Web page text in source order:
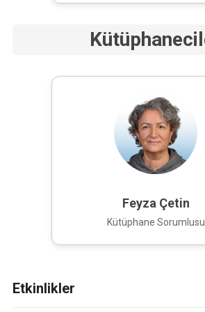
Feyza Çetin
Kütüphane Sorumlusu
Etkinlikler